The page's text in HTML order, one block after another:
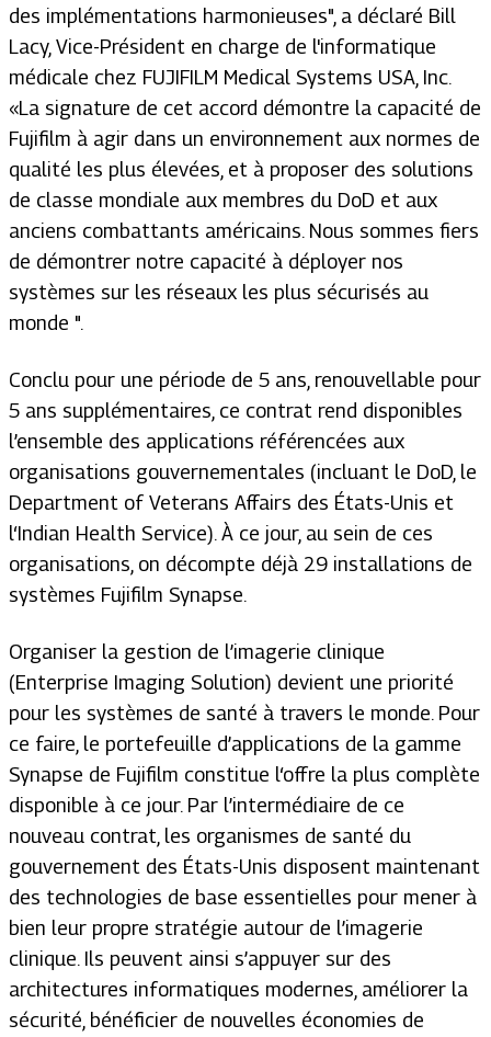
des implémentations harmonieuses", a déclaré Bill
Lacy, Vice-Président en charge de l'informatique
médicale chez FUJIFILM Medical Systems USA, Inc.
«La signature de cet accord démontre la capacité de
Fujifilm à agir dans un environnement aux normes de
qualité les plus élevées, et à proposer des solutions
de classe mondiale aux membres du DoD et aux
anciens combattants américains. Nous sommes fiers
de démontrer notre capacité à déployer nos
systèmes sur les réseaux les plus sécurisés au
monde ".
Conclu pour une période de 5 ans, renouvellable pour
5 ans supplémentaires, ce contrat rend disponibles
l’ensemble des applications référencées aux
organisations gouvernementales (incluant le DoD, le
Department of Veterans Affairs des États-Unis et
l‘Indian Health Service). À ce jour, au sein de ces
organisations, on décompte déjà 29 installations de
systèmes Fujifilm Synapse.
Organiser la gestion de l’imagerie clinique
(Enterprise Imaging Solution) devient une priorité
pour les systèmes de santé à travers le monde. Pour
ce faire, le portefeuille d’applications de la gamme
Synapse de Fujifilm constitue l‘offre la plus complète
disponible à ce jour. Par l’intermédiaire de ce
nouveau contrat, les organismes de santé du
gouvernement des États-Unis disposent maintenant
des technologies de base essentielles pour mener à
bien leur propre stratégie autour de l’imagerie
clinique. Ils peuvent ainsi s’appuyer sur des
architectures informatiques modernes, améliorer la
sécurité, bénéficier de nouvelles économies de